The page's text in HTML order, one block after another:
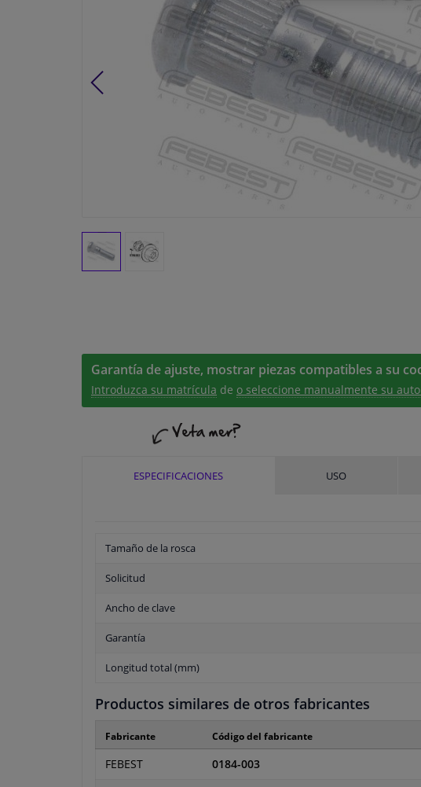
Garantía de ajuste, mostrar piezas compatibles a su
Introduzca su matrícula de o seleccione manualmente su
ESPECIFICACIONES USO
Tamaño de la rosca
Solicitud
Ancho de clave
Garantía
Longitud total (mm)
Productos similares de otros fabricantes
Fabricante Código del fabricante
FEBEST 0184-003